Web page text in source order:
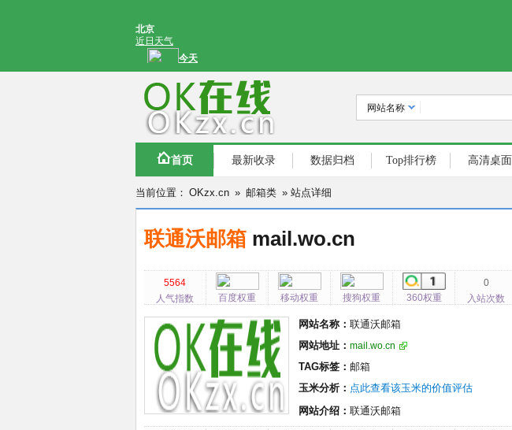
网站名称
首页 最新收录 数据归档 Top排行榜 高清桌面
当前位置： OKzx.cn » 邮箱类 » 站点详细
联通沃邮箱 mail.wo.cn
5564
人气指数
百度权重 移动权重 搜狗权重 360权重
0
入站次数
网站名称： 联通沃邮箱
网站地址： mail.wo.cn
TAG标签： 邮箱
玉米分析： 点此查看该玉米的价值评估
网站介绍： 联通沃邮箱